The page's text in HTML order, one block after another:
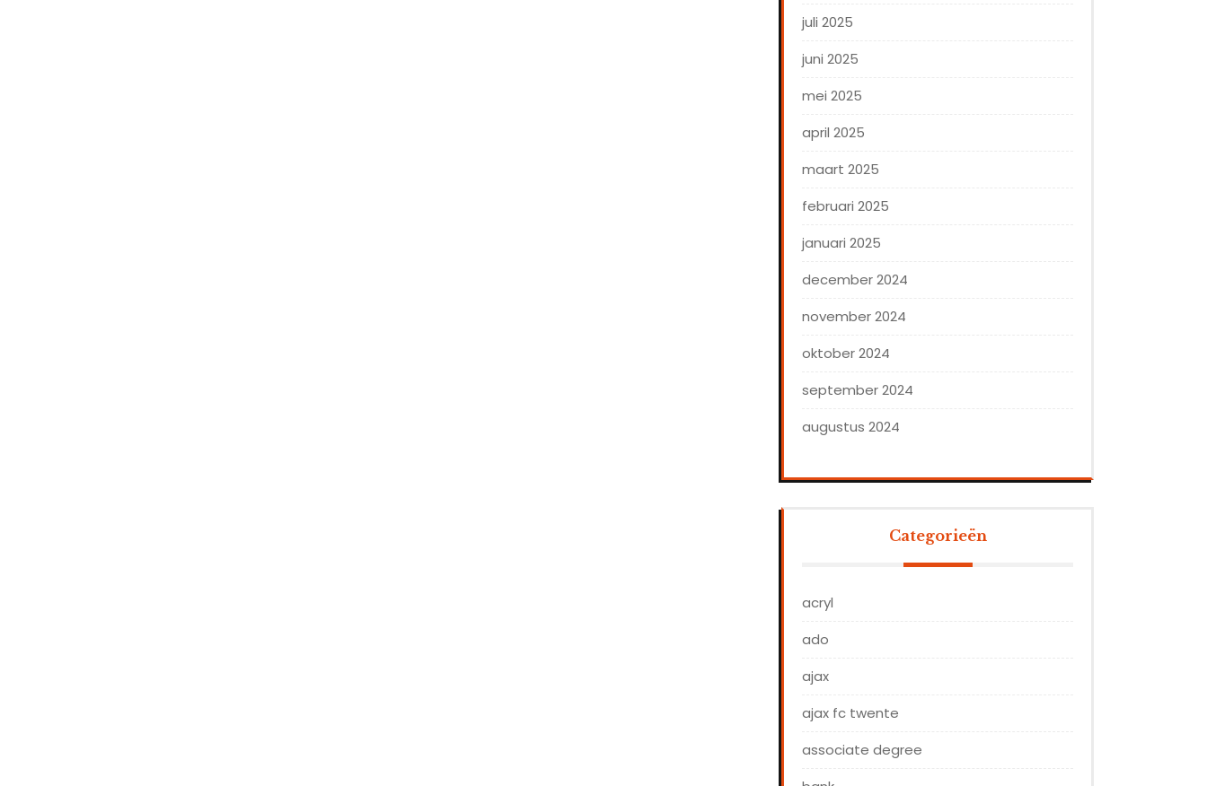
juli 2025
juni 2025
mei 2025
april 2025
maart 2025
februari 2025
januari 2025
december 2024
november 2024
oktober 2024
september 2024
augustus 2024
Categorieën
acryl
ado
ajax
ajax fc twente
associate degree